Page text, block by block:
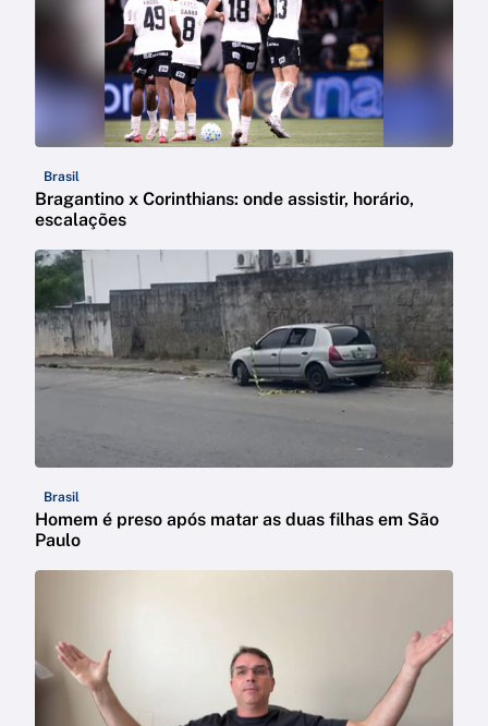
Brasil
Bragantino x Corinthians: onde assistir, horário,
escalações
Brasil
Homem é preso após matar as duas filhas em São
Paulo